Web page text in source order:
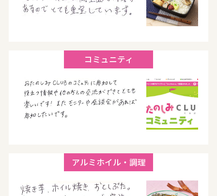
コミュニティ
アルミホイル・調理